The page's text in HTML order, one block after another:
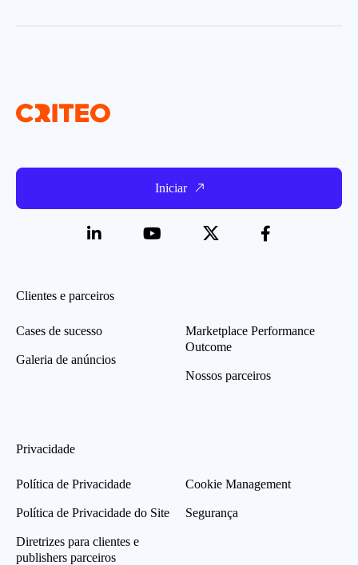
Iniciar
Clientes e parceiros
Cases de sucesso
Galeria de anúncios
Marketplace Performance
Outcome
Nossos parceiros
Privacidade
Política de Privacidade
Política de Privacidade do Site
Diretrizes para clientes e
publishers parceiros
Cookie Management
Segurança